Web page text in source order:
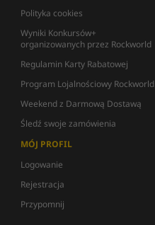
Polityka cookies
Wyniki Konkursów+
organizowanych przez Rockworld
Regulamin Karty Rabatowej
Program Lojalnościowy Rockworld
Weekend z Darmową Dostawą
Śledź swoje zamówienia
MÓJ PROFIL
Logowanie
Rejestracja
Przypomnij